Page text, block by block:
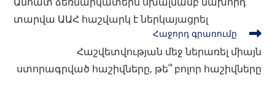
տարվա ԱԱՀ հաշվարկ է ներկայացրել
Հաջորդ գրառումը
Հաշվետվության մեջ ներառել միայն
ստորագրված հաշիվները, թե՞ բոլոր հաշիվները